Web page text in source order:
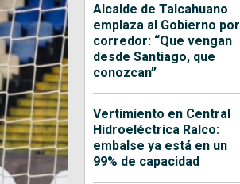
Alcalde de Talcahuano
emplaza al Gobierno por
corredor: “Que vengan
desde Santiago, que
conozcan”
Vertimiento en Central
Hidroeléctrica Ralco:
embalse ya está en un
99% de capacidad